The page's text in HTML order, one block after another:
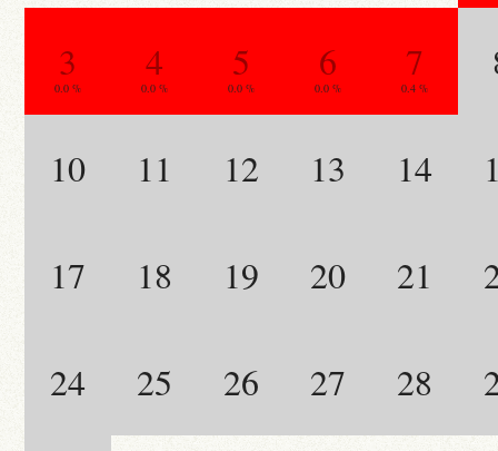
3
0.0 %
4
0.0 %
5
0.0 %
6
0.0 %
7
0.4 %
10 11 12 13 14
17 18 19 20 21
24 25 26 27 28